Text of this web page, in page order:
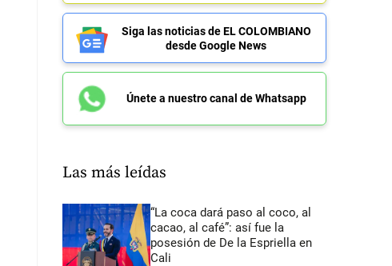
Siga las noticias de EL COLOMBIANO
desde Google News
Únete a nuestro canal de Whatsapp
Las más leídas
“La coca dará paso al coco, al
cacao, al café”: así fue la
posesión de De la Espriella en
Cali